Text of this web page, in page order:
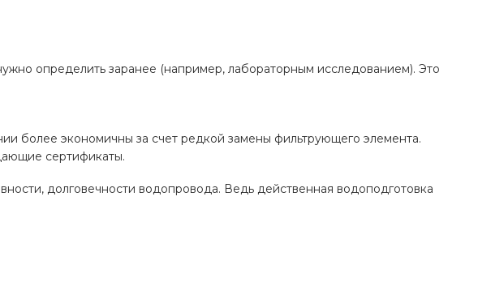
определить заранее (например, лабораторным исследованием). Это
более экономичны за счет редкой замены фильтрующего элемента.
сертификаты.
долговечности водопровода. Ведь действенная водоподготовка